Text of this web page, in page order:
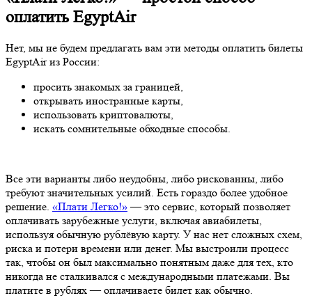
оплатить EgyptAir
Нет, мы не будем предлагать вам эти методы оплатить билеты
EgyptAir из России:
просить знакомых за границей,
открывать иностранные карты,
использовать криптовалюты,
искать сомнительные обходные способы.
Все эти варианты либо неудобны, либо рискованны, либо
требуют значительных усилий. Есть гораздо более удобное
решение. «Плати Легко!»— это сервис, который позволяет
оплачивать зарубежные услуги, включая авиабилеты,
используя обычную рублёвую карту. У нас нет сложных схем,
риска и потери времени или денег. Мы выстроили процесс
так, чтобы он был максимально понятным даже для тех, кто
никогда не сталкивался с международными платежами. Вы
платите в рублях — оплачиваете билет как обычно.